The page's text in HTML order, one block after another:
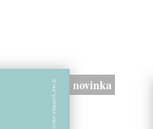
novinka